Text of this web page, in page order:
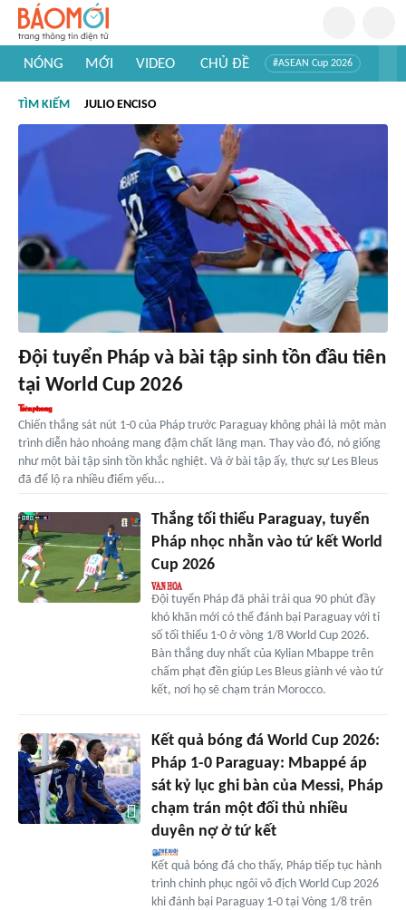
NÓNG MỚI VIDEO CHỦ ĐỀ #ASEAN Cup 2026
#Khám phá thế giới
TÌM KIẾM JULIO ENCISO
Đội tuyển Pháp và bài tập sinh tồn đầu tiên
tại World Cup 2026
Chiến thắng sát nút 1-0 của Pháp trước Paraguay không phải là một màn
trình diễn hào nhoáng mang đậm chất lãng mạn. Thay vào đó, nó giống
như một bài tập sinh tồn khắc nghiệt. Và ở bài tập ấy, thực sự Les Bleus
đã để lộ ra nhiều điểm yếu...
Thắng tối thiểu Paraguay, tuyển
Pháp nhọc nhằn vào tứ kết World
Cup 2026
Đội tuyển Pháp đã phải trải qua 90 phút đầy
khó khăn mới có thể đánh bại Paraguay với tỉ
số tối thiểu 1-0 ở vòng 1/8 World Cup 2026.
Bàn thắng duy nhất của Kylian Mbappe trên
chấm phạt đền giúp Les Bleus giành vé vào tứ
kết, nơi họ sẽ chạm trán Morocco.
Kết quả bóng đá World Cup 2026:
Pháp 1-0 Paraguay: Mbappé áp
sát kỷ lục ghi bàn của Messi, Pháp
chạm trán một đối thủ nhiều
duyên nợ ở tứ kết
Kết quả bóng đá cho thấy, Pháp tiếp tục hành
trình chinh phục ngôi vô địch World Cup 2026
khi đánh bại Paraguay 1-0 tại Vòng 1/8 trên